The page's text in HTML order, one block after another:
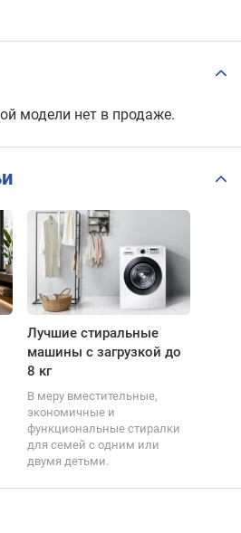
модели нет в продаже.
Лучшие стиральные
машины с загрузкой до
8 кг
В меру вместительные,
экономичные и
функциональные стиралки
для семей с одним или
двумя детьми.